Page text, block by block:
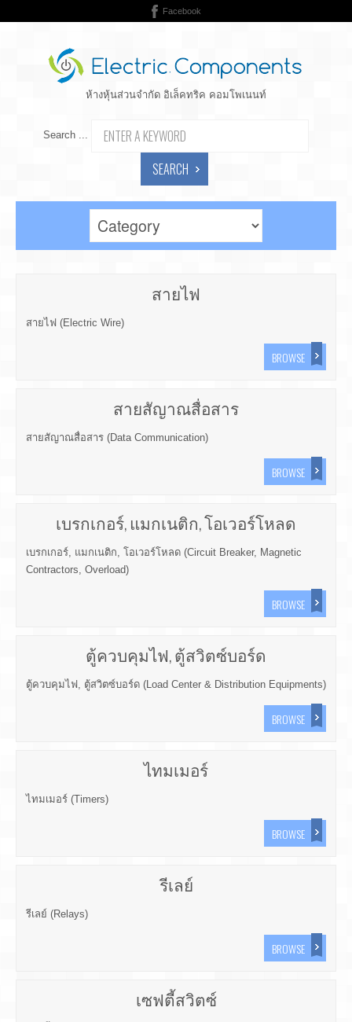
Facebook
ห้างหุ้นส่วนจำกัด อิเล็คทริค คอมโพเนนท์
Search ...
SEARCH
สายไฟ
สายไฟ (Electric Wire)
BROWSE
สายสัญาณสื่อสาร
สายสัญาณสื่อสาร (Data Communication)
BROWSE
เบรกเกอร์, แมกเนติก, โอเวอร์โหลด
เบรกเกอร์, แมกเนติก, โอเวอร์โหลด (Circuit Breaker, Magnetic
Contractors, Overload)
BROWSE
ตู้ควบคุมไฟ, ตู้สวิตซ์บอร์ด
ตู้ควบคุมไฟ, ตู้สวิตซ์บอร์ด (Load Center & Distribution Equipments)
BROWSE
ไทมเมอร์
ไทมเมอร์ (Timers)
BROWSE
รีเลย์
รีเลย์ (Relays)
BROWSE
เซฟตี้สวิตซ์